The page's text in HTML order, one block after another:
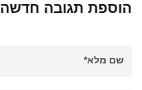
הוספת תגובה חדשה